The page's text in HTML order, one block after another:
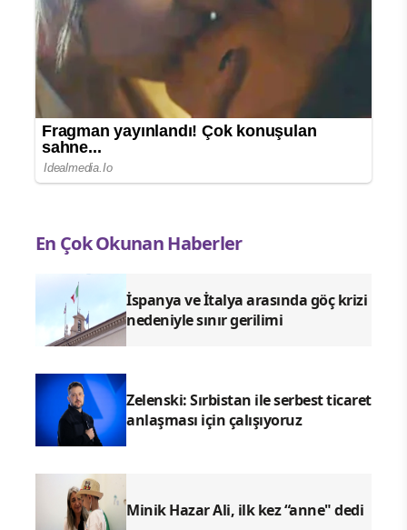
En Çok Okunan Haberler
İspanya ve İtalya arasında göç krizi
nedeniyle sınır gerilimi
Zelenski: Sırbistan ile serbest ticaret
anlaşması için çalışıyoruz
Minik Hazar Ali, ilk kez “anne" dedi